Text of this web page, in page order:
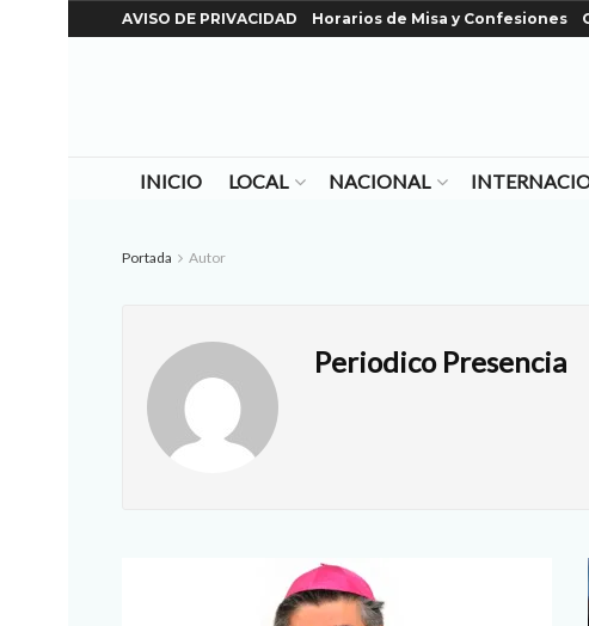
AVISO DE PRIVACIDAD Horarios de Misa y Confesiones
INICIO LOCAL NACIONAL
Portada Autor
Periodico Presencia